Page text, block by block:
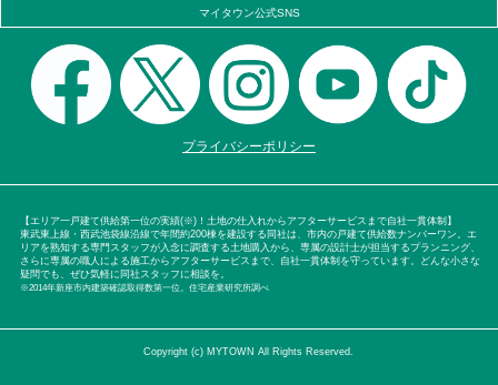
マイタウン公式SNS
プライバシーポリシー
【エリア一戸建て供給第一位の実績(※)！土地の仕入れからアフターサービスまで自社一貫体制】
東武東上線・西武池袋線沿線で年間約200棟を建設する同社は、市内の戸建て供給数ナンバーワン。エ
リアを熟知する専門スタッフが入念に調査する土地購入から、専属の設計士が担当するプランニング、
さらに専属の職人による施工からアフターサービスまで、自社一貫体制を守っています。どんな小さな
疑問でも、ぜひ気軽に同社スタッフに相談を。
※2014年新座市内建築確認取得数第一位。住宅産業研究所調べ
Copyright (c) MYTOWN All Rights Reserved.